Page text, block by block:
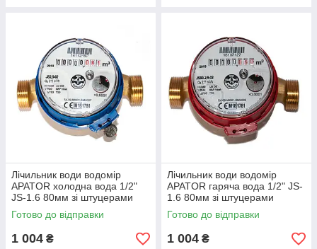
Лічильник води водомір
APATOR холодна вода 1/2"
JS-1.6 80мм зі штуцерами
Серпня 2026 року
Готово до відправки
1 004 ₴
Лічильник води водомір
APATOR гаряча вода 1/2" JS-
1.6 80мм зі штуцерами
Серпня 2026 року
Готово до відправки
1 004 ₴